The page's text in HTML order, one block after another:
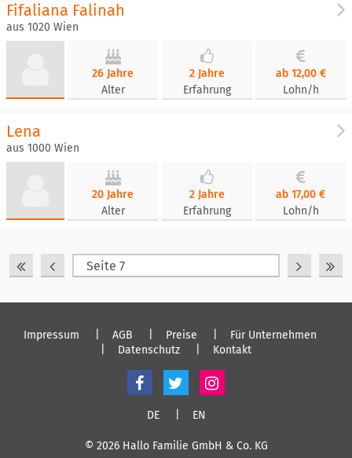
Fifaliana Falinah
aus 1020 Wien
26 Jahre
Alter
2 Jahre
Erfahrung
ab 12,00 €
Lohn/h
Lena
aus 1000 Wien
20 Jahre
Alter
2 Jahre
Erfahrung
ab 17,00 €
Lohn/h
Impressum AGB Preise
Für Unternehmen
Datenschutz
Kontakt
DE EN
© 2026 Hallo Familie GmbH & Co. KG